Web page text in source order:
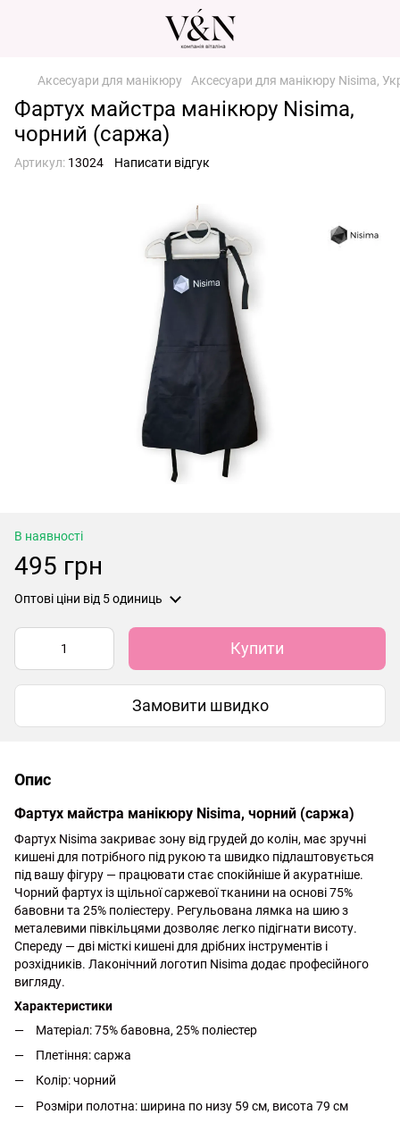
Аксесуари для манікюру Аксесуари для манікюру Nisima,
Фартух майстра манікюру Nisima,
чорний (саржа)
Артикул: 13024 Написати відгук
В наявності
495 грн
Оптові ціни від 5 одиниць
Купити
Замовити швидко
Опис
Фартух майстра манікюру Nisima, чорний (саржа)
Фартух Nisima закриває зону від грудей до колін, має зручні
кишені для потрібного під рукою та швидко підлаштовується
під вашу фігуру — працювати стає спокійніше й акуратніше.
Чорний фартух із щільної саржевої тканини на основі 75%
бавовни та 25% поліестеру. Регульована лямка на шию з
металевими півкільцями дозволяє легко підігнати висоту.
Спереду — дві місткі кишені для дрібних інструментів і
розхідників. Лаконічний логотип Nisima додає професійного
вигляду.
Характеристики
Матеріал: 75% бавовна, 25% поліестер
Плетіння: саржа
Колір: чорний
Розміри полотна: ширина по низу 59 см, висота 79 см